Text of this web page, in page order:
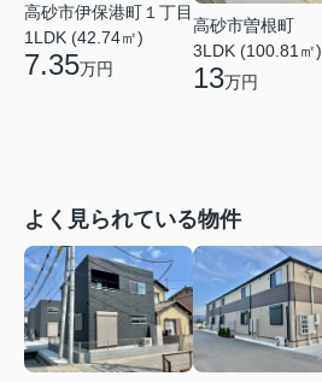
高砂市伊保港町１丁目
1LDK (42.74㎡)
7.35万円
高砂市曽根町
3LDK (100.81㎡)
13万円
よく見られている物件